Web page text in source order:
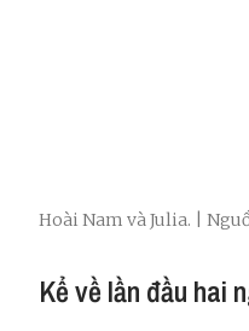
Hoài Nam và Julia. |
Kể về lần đầu hai